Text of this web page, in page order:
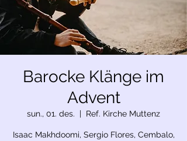
Barocke Klänge im
Advent
sun., 01. des.
  |
Ref. Kirche Muttenz
Isaac Makhdoomi, Sergio Flores, Cembalo,